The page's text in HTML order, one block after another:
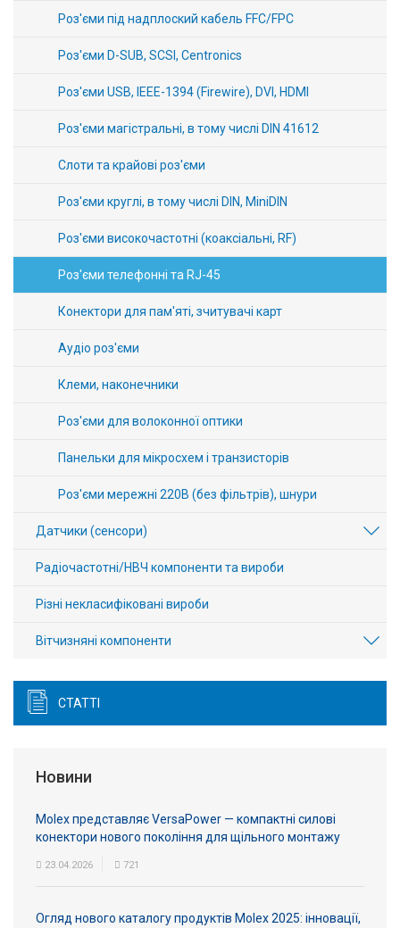
Роз'єми під надплоский кабель FFC/FPC
Роз'єми D-SUB, SCSI, Centronics
Роз'єми USB, IEEE-1394 (Firewire), DVI, HDMI
Роз'єми магістральні, в тому числі DIN 41612
Слоти та крайові роз'єми
Роз'єми круглі, в тому числі DIN, MiniDIN
Роз'єми високочастотні (коаксіальні, RF)
Роз'єми телефонні та RJ-45
Конектори для пам'яті, зчитувачі карт
Аудіо роз'єми
Клеми, наконечники
Роз'єми для волоконної оптики
Панельки для мікросхем і транзисторів
Роз'єми мережні 220В (без фільтрів), шнури
Датчики (сенсори)
Радіочастотні/НВЧ компоненти та вироби
Різні некласифіковані вироби
Вітчизняні компоненти
СТАТТІ
Новини
Molex представляє VersaPower — компактні силові
конектори нового покоління для щільного монтажу
23.04.2026 721
Огляд нового каталогу продуктів Molex 2025: інновації,